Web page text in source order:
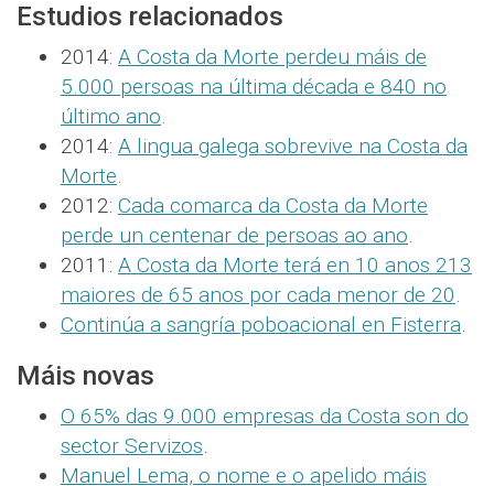
Estudios relacionados
2014: A Costa da Morte perdeu máis de
5.000 persoas na última década e 840 no
último ano.
2014: A lingua galega sobrevive na Costa da
Morte.
2012: Cada comarca da Costa da Morte
perde un centenar de persoas ao ano.
2011: A Costa da Morte terá en 10 anos 213
maiores de 65 anos por cada menor de 20.
Continúa a sangría poboacional en Fisterra.
Máis novas
O 65% das 9.000 empresas da Costa son do
sector Servizos.
Manuel Lema, o nome e o apelido máis